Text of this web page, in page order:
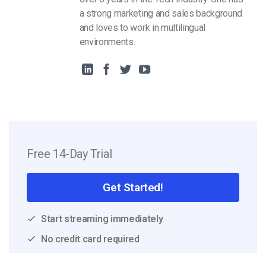
a strong marketing and sales background
and loves to work in multilingual
environments.
Free 14-Day Trial
Get Started!
Start streaming immediately
No credit card required